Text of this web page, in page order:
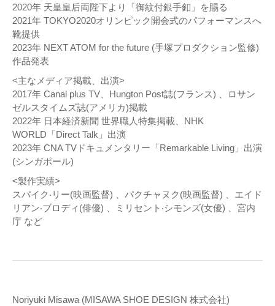
2020年 天皇皇后両陛下より「御紋付銀手釦」を賜る
2021年 TOKYO2020オリンピック開会式のパフォーマンスへ
靴提供
2023年 NEXT ATOM for the future (手塚プロダクション監修)
作品発表
<主なメディア掲載、出演>
2017年 Canal plus TV、Hungton Post誌(フランス) 、ロサン
ゼルスタイムズ誌(アメリカ)掲載
2022年 日本経済新聞 世界職人特集掲載、NHK
WORLD「Direct Talk」出演
2023年 CNA TVドキュメンタリー「Remarkable Living」出演
(シンガポール)
<製作実績>
スパイク‧リー(映画監督) 、パクチャヌク(映画監督) 、エイド
リアン‧ブロディ(俳優) 、ミリセント‧シモンズ(女優) 、宮内
庁 など
Noriyuki Misawa (MISAWA SHOE DESIGN 株式会社)